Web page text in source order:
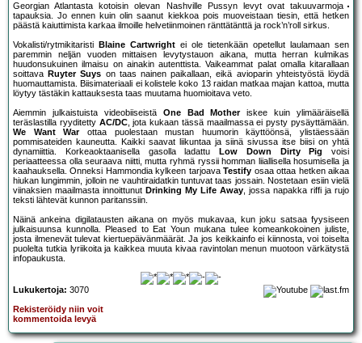
Georgian Atlantasta kotoisin olevan Nashville Pussyn levyt ovat takuuvarmoja
tapauksia. Jo ennen kuin olin saanut kiekkoa pois muoveistaan tiesin, että hetken
päästä kaiuttimista karkaa ilmoille helvetiinmoinen ränttätänttä ja rock’n’roll sirkus.
Vokalisti/rytmikitaristi
Blaine Cartwright ei ole tietenkään opetellut laulamaan sen
paremmin neljän vuoden mittaisen levytystauon aikana, mutta herran kulmikas
huudonsukuinen ilmaisu on ainakin autenttista. Vaikeammat palat omalla kitarallaan
soittava Ruyter Suys on taas nainen paikallaan, eikä avioparin yhteistyöstä löydä
huomauttamista. Biisimateriaali ei kolistele koko 13 raidan matkaa majan kattoa, mutta
löytyy tästäkin kattauksesta taas muutama huomioitava veto.
Aiemmin julkaistuista videobiiseistä One Bad Motheriskee kuin ylimääräisellä
teräslastilla ryyditetty AC/DC, jota kukaan tässä maailmassa ei pysty pysäyttämään.
We Want Warottaa puolestaan mustan huumorin käyttöönsä, ylistäessään
pommisateiden kauneutta. Kaikki saavat liikuntaa ja siinä sivussa itse biisi on yhtä
dynamiittia. Korkeaoktaanisella gasolla ladattu
Low Down Dirty Pig
voisi
periaatteessa olla seuraava niitti, mutta ryhmä ryssii homman liiallisella hosumisella ja
kaahauksella. Onneksi Hammondia kylkeen tarjoavaTestify osaa ottaa hetken aikaa
hiukan lungimmin, jolloin ne vauhtiraidatkin tuntuvat taas jossain. Nostetaan esiin vielä
viinaksien maailmasta innoittunut Drinking My Life Away, jossa napakka riffi ja rujo
teksti lähtevät kunnon paritanssiin.
Näinä ankeina digilatausten aikana on myös mukavaa, kun joku satsaa fyysiseen
julkaisuunsa kunnolla. Pleased to Eat Youn mukana tulee komeankokoinen juliste,
josta ilmenevät tulevat kiertuepäivänmäärät. Ja jos keikkainfo ei kiinnosta, voi toiselta
puolelta tutkia lyriikoita ja kaikkea muuta kivaa ravintolan menun muotoon värkätystä
infopaukusta.
Lukukertoja: 3070
Rekisteröidy niin voit
kommentoida levyä